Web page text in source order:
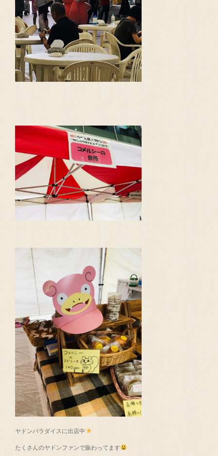
ヤドンパラダイスに出店中
たくさんのヤドンファンで賑わってます